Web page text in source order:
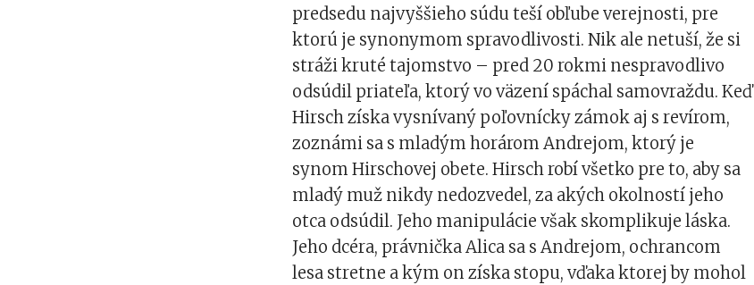
predsedu najvyššieho súdu teší obľube verejnosti, pre
ktorú je synonymom spravodlivosti. Nik ale netuší, že si
stráži kruté tajomstvo – pred 20 rokmi nespravodlivo
odsúdil priateľa, ktorý vo väzení spáchal samovraždu. Keď
Hirsch získa vysnívaný poľovnícky zámok aj s revírom,
zoznámi sa s mladým horárom Andrejom, ktorý je
synom Hirschovej obete. Hirsch robí všetko pre to, aby sa
mladý muž nikdy nedozvedel, za akých okolností jeho
otca odsúdil. Jeho manipulácie však skomplikuje láska.
Jeho dcéra, právnička Alica sa s Andrejom, ochrancom
lesa stretne a kým on získa stopu, vďaka ktorej by mohol